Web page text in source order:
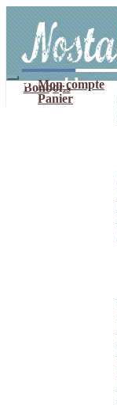
navigation
contenu
Mon compte
Panier
Bonbons